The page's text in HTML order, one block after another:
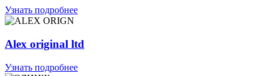
Узнать подробнее
Alex original ltd
Узнать подробнее